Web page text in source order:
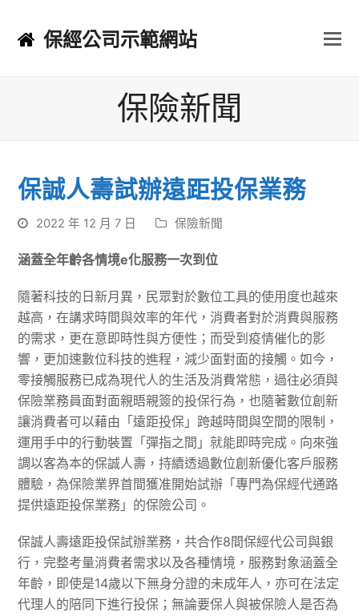
保經公司示範網站
保險新聞
保誠人壽試辦遠距投保業務
2022 年 12 月 7 日 保險新聞
涵蓋全年齡各情境e化服務一次到位
隨著科技的日新月異，民眾對於數位工具的使用度也越來
越高，在講求時間與效率的年代，消費者對於消費與服務
的需求，更在意即時性與方便性；而受到疫情催化的影
響，更加速數位科技的進程，減少面對面的接觸。如今，
零接觸服務已成為現代人的生活及消費常態，過往必須與
保險業務員面對面親晤親簽的投保行為，也隨著數位創新
讓消費者可以藉由「遠距投保」跨越時間與空間的限制，
運用手中的行動裝置「彈指之間」就能即時完成。向來強
調以客為本的保誠人壽，持續透過數位創新優化客戶服務
體驗，為保險業界首間獲准開始試辦「專門為保經代通路
提供遠距投保業務」的保險公司。
保誠人壽遠距投保試辦業務，共合作8間保經代公司與銀
行，完整考量消費者需求以及各種情境，服務對象涵蓋全
年齡，即使是14歲以下無身分證的未成年人，亦可在法定
代理人的陪同下進行投保；無論要保人與被保險人是否為